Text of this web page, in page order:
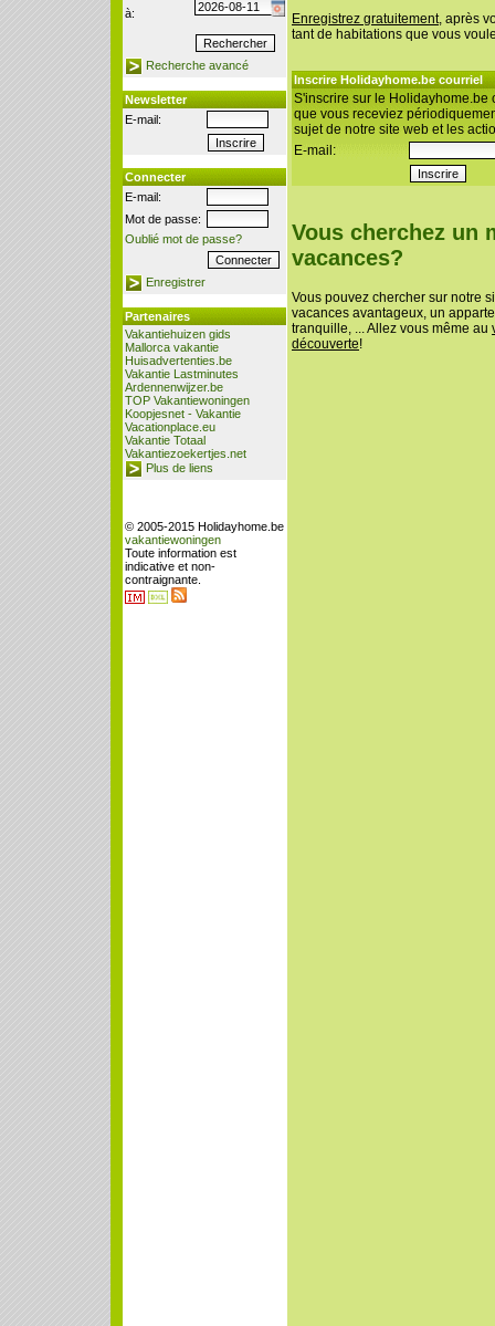
à:
Recherche avancé
Newsletter
E-mail:
Connecter
E-mail:
Mot de passe:
Oublié mot de passe?
Enregistrer
Partenaires
Vakantiehuizen gids
Mallorca vakantie
Huisadvertenties.be
Vakantie Lastminutes
Ardennenwijzer.be
TOP Vakantiewoningen
Koopjesnet - Vakantie
Vacationplace.eu
Vakantie Totaal
Vakantiezoekertjes.net
Plus de liens
© 2005-2015 Holidayhome.be
vakantiewoningen
Toute information est
indicative et non-
contraignante.
Enregistrez gratuitement, après
tant de habitations que vous
Inscrire Holidayhome.be courriel
S'inscrire sur le Holidayhome.be
que vous receviez
sujet de notre site web et les
E-mail:
Vous cherchez un
vacances?
Vous pouvez chercher sur notre
vacances avantageux, un
tranquille, ... Allez vous même au
découverte!